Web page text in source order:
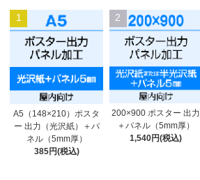
1
A5（148×210）ポスタ
ー 出力（光沢紙）＋パ
ネル（5mm厚）
385円(税込)
2
200×900 ポスター 出力
＋パネル（5mm厚）
1,540円(税込)